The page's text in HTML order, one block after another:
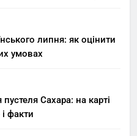
липня: як оцінити
умовах
Сахара: на карті
факти